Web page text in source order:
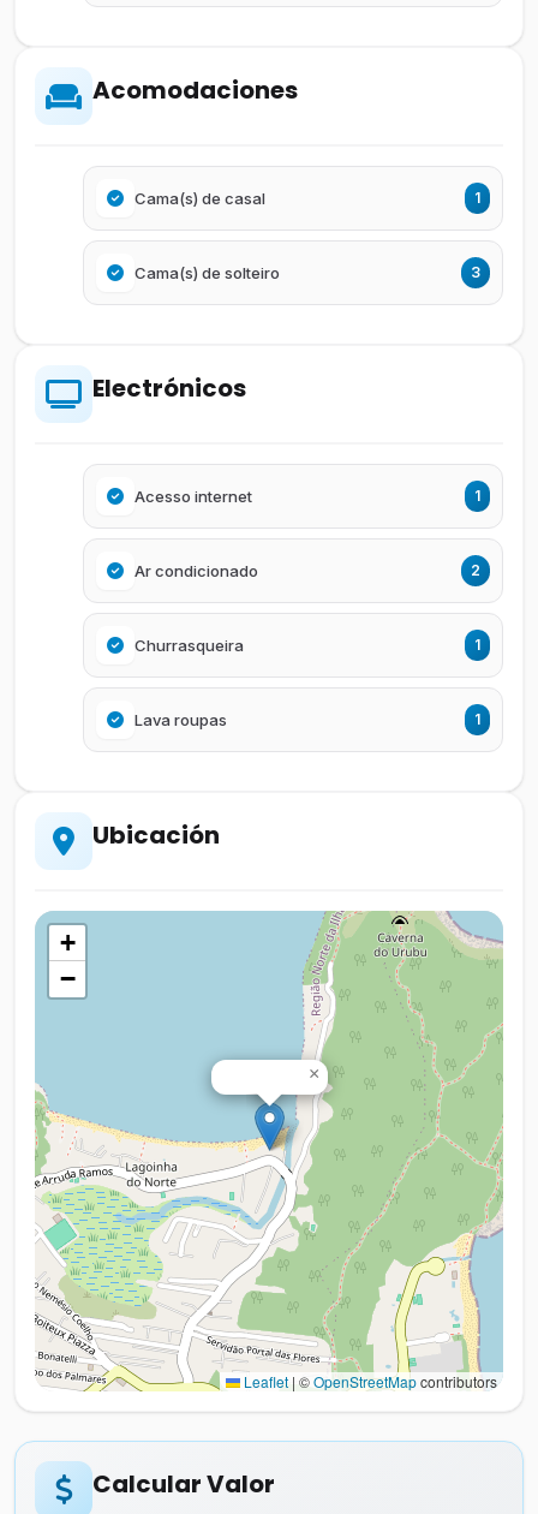
Acomodaciones
Cama(s) de casal 1
Cama(s) de solteiro 3
Electrónicos
Acesso internet 1
Ar condicionado 2
Churrasqueira 1
Lava roupas 1
Ubicación
×
+
−
Leaflet | ©OpenStreetMapcontributors
Calcular Valor